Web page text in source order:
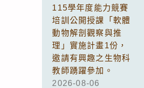
115學年度能力競賽
培訓公開授課「軟體
動物解剖觀察與推
理」實施計畫1份，
邀請有興趣之生物科
教師踴躍參加。
2026-08-06